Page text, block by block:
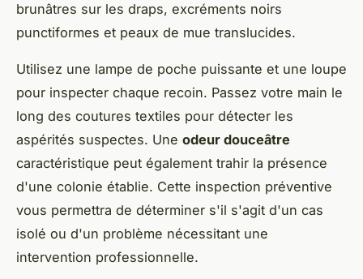
brunâtres sur les draps, excréments noirs
punctiformes et peaux de mue translucides.
Utilisez une lampe de poche puissante et une loupe
pour inspecter chaque recoin. Passez votre main le
long des coutures textiles pour détecter les
aspérités suspectes. Une odeur douceâtre
caractéristique peut également trahir la présence
d'une colonie établie. Cette inspection préventive
vous permettra de déterminer s'il s'agit d'un cas
isolé ou d'un problème nécessitant une
intervention professionnelle.